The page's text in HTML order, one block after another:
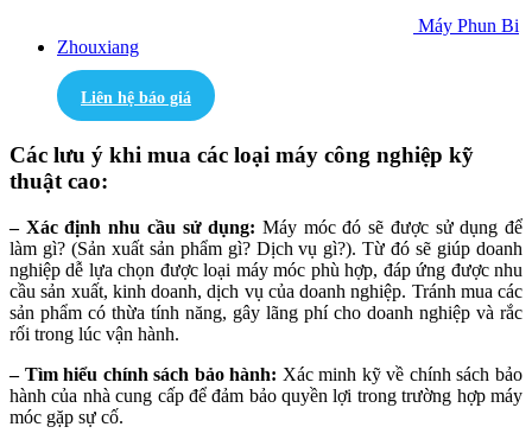
Máy Phun Bi
Zhouxiang
Liên hệ báo giá
Các lưu ý khi mua các loại máy công nghiệp kỹ
thuật cao:
– Xác định nhu cầu sử dụng: Máy móc đó sẽ được sử dụng để
làm gì? (Sản xuất sản phẩm gì? Dịch vụ gì?). Từ đó sẽ giúp doanh
nghiệp dễ lựa chọn được loại máy móc phù hợp, đáp ứng được nhu
cầu sản xuất, kinh doanh, dịch vụ của doanh nghiệp. Tránh mua các
sản phẩm có thừa tính năng, gây lãng phí cho doanh nghiệp và rắc
rối trong lúc vận hành.
– Tìm hiểu chính sách bảo hành: Xác minh kỹ về chính sách bảo
hành của nhà cung cấp để đảm bảo quyền lợi trong trường hợp máy
móc gặp sự cố.